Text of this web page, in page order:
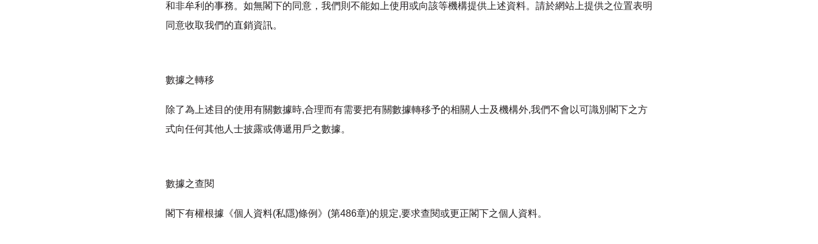
和非牟利的事務。如無閣下的同意，我們則不能如上使用或向該等機構提供上述資料。請於網站上提供之位置表明
同意收取我們的直銷資訊。
數據之轉移
除了為上述目的使用有關數據時,合理而有需要把有關數據轉移予的相關人士及機構外,我們不會以可識別閣下之方
式向任何其他人士披露或傳遞用戶之數據。
數據之查閱
閣下有權根據《個人資料(私隱)條例》(第486章)的規定,要求查閱或更正閣下之個人資料。